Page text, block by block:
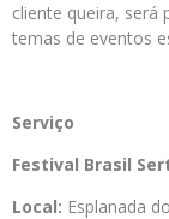
cliente queira, será
temas de eventos
Serviço
Festival Brasil
Local: Esplanada